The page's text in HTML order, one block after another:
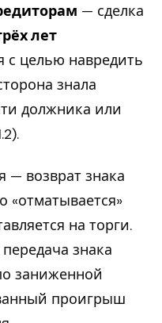
— сделка
лет
с целью навредить
знала
должника или
— возврат знака
«отматывается»
на торги.
знака
заниженной
проигрыш